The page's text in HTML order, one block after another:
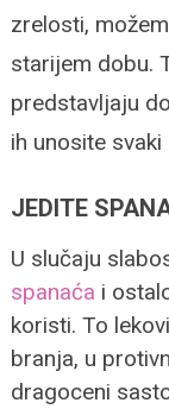
zrelosti,
starijem dobu.
predstavljaju
ih unosite
JEDITE
U slučaju
spanaća i
koristi. To
branja, u
dragoceni